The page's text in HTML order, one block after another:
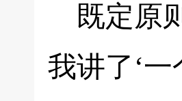
既定原
我讲了‘